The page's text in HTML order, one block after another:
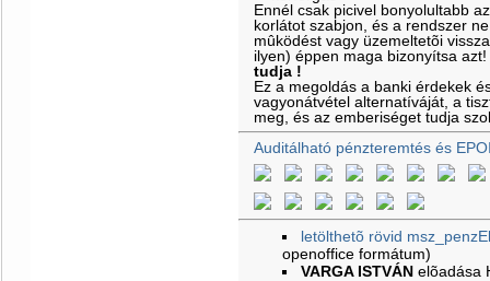
Ennél csak picivel bonyolultabb
korlátot szabjon, és a rendszer
mûködést vagy üzemeltetõi
ilyen) éppen maga bizonyítsa azt!
tudja !
Ez a megoldás a banki érdekek
vagyonátvétel alternatíváját, a
meg, és az emberiséget tudja
Auditálható pénzteremtés és
letölthetõ rövid
openoffice formátum)
VARGA ISTVÁN elõadása